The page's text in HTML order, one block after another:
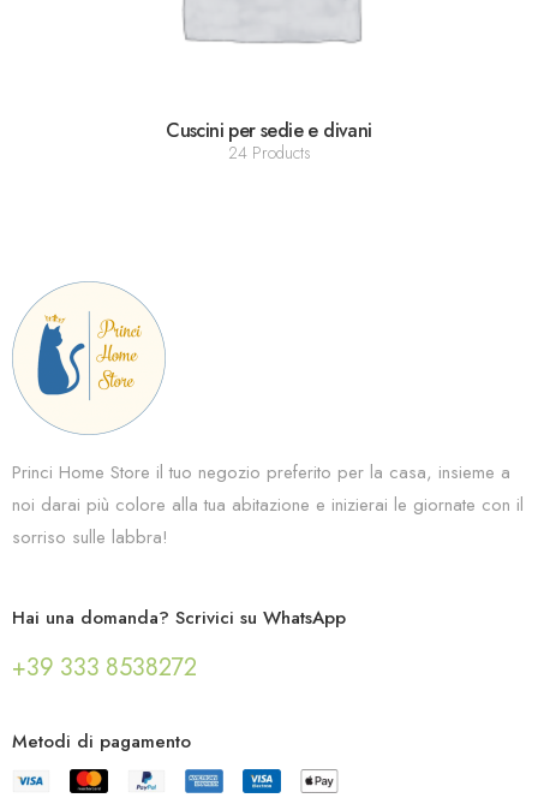
Cuscini per sedie e divani
24 Products
Princi Home Store il tuo negozio preferito per la casa, insieme a
noi darai più colore alla tua abitazione e inizierai le giornate con il
sorriso sulle labbra!
Hai una domanda? Scrivici su WhatsApp
+39 333 8538272
Metodi di pagamento